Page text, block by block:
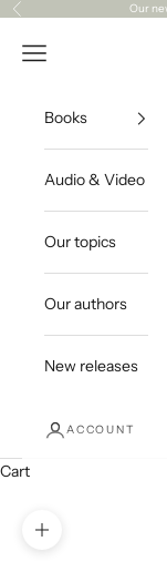
Skip to content
Previous Our
Open navigation
Books
Audio & Video
Our topics
Our authors
New releases
ACCOUNT
Cart
Zoom picture